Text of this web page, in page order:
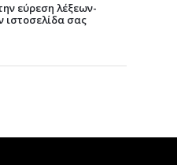
εύρεση λέξεων-
ιστοσελίδα σας